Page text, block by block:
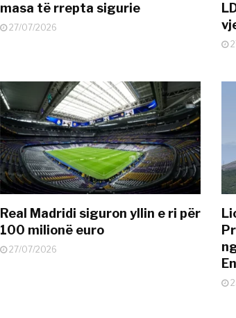
masa të rrepta sigurie
27/07/2026
Real Madridi siguron yllin e ri për
100 milionë euro
27/07/2026